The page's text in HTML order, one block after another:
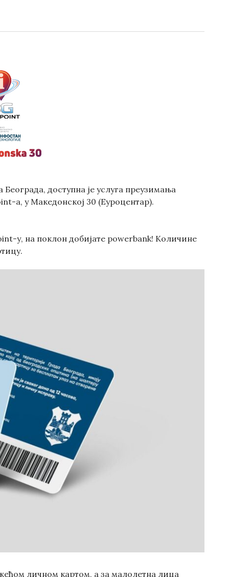
доступна је услуга преузимања
а, у Македонској 30 (Еуроцентар).
у, на поклон добијате powerbank! Количине
личном картом, а за малолетна лица